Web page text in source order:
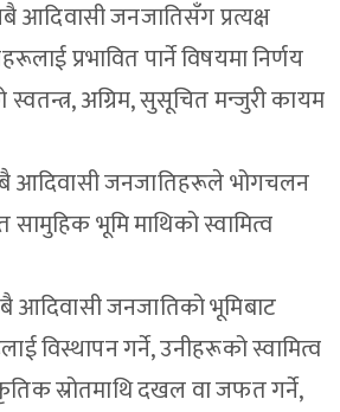
आदिवासी जनजातिसँग प्रत्यक्ष
प्रभावित पार्ने विषयमा निर्णय
अग्रिम, सुसूचित मन्जुरी कायम
आदिवासी जनजातिहरूले भोगचलन
भूमि माथिको स्वामित्व
आदिवासी जनजातिको भूमिबाट
विस्थापन गर्ने, उनीहरूको स्वामित्व
स्रोतमाथि दखल वा जफत गर्ने,